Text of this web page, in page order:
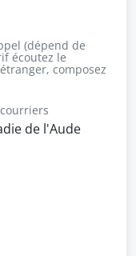
(dépend de
écoutez le
composez
de l'Aude